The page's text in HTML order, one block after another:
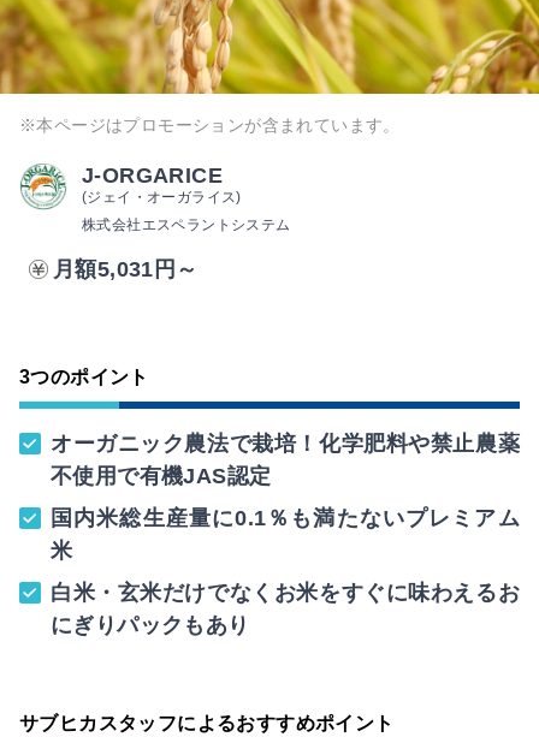
※本ページはプロモーションが含まれています。
J-ORGARICE
(ジェイ・オーガライス)
株式会社エスペラントシステム
月額5,031円～
3つのポイント
オーガニック農法で栽培！化学肥料や禁止農薬
不使用で有機JAS認定
国内米総生産量に0.1％も満たないプレミアム
米
白米・玄米だけでなくお米をすぐに味わえるお
にぎりパックもあり
サブヒカスタッフによるおすすめポイント